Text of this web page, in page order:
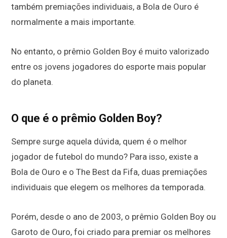
também premiações individuais, a Bola de Ouro é
normalmente a mais importante.
No entanto, o prêmio Golden Boy é muito valorizado
entre os jovens jogadores do esporte mais popular
do planeta.
O que é o prêmio Golden Boy?
Sempre surge aquela dúvida, quem é o melhor
jogador de futebol do mundo? Para isso, existe a
Bola de Ouro e o The Best da Fifa, duas premiações
individuais que elegem os melhores da temporada.
Porém, desde o ano de 2003, o prêmio Golden Boy ou
Garoto de Ouro, foi criado para premiar os melhores